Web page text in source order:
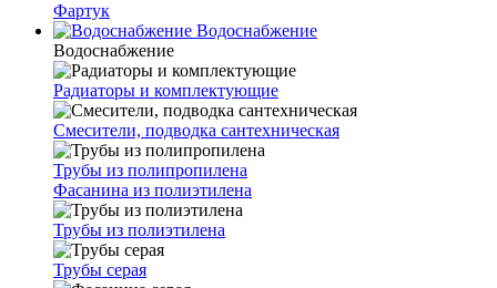
Фартук
Водоснабжение
Водоснабжение
Радиаторы и комплектующие
Смесители, подводка сантехническая
Трубы из полипропилена
Фасанина из полиэтилена
Трубы из полиэтилена
Трубы серая